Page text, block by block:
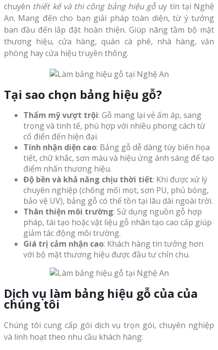
chuyên thiết kế và thi công bảng hiệu gỗuy tín tại Nghệ
An. Mang đến cho bạn giải pháp toàn diện, từ ý tưởng
ban đầu đến lắp đặt hoàn thiện. Giúp nâng tầm bộ mặt
thương hiệu, cửa hàng, quán cà phê, nhà hàng, văn
phòng hay cửa hiệu truyền thống.
Tại sao chọn bảng hiệu gỗ?
Thẩm mỹ vượt trội: Gỗ mang lại vẻ ấm áp, sang
trọng và tinh tế, phù hợp với nhiều phong cách từ
cổ điển đến hiện đại.
Tính nhận diện cao: Bảng gỗ dễ dàng tùy biến họa
tiết, chữ khắc, sơn màu và hiệu ứng ánh sáng để tạo
điểm nhấn thương hiệu.
Độ bền và khả năng chịu thời tiết: Khi được xử lý
chuyên nghiệp (chống mối mọt, sơn PU, phủ bóng,
bảo vệ UV), bảng gỗ có thể tồn tại lâu dài ngoài trời.
Thân thiện môi trường: Sử dụng nguồn gỗ hợp
pháp, tái tạo hoặc vật liệu gỗ nhân tạo cao cấp giúp
giảm tác động môi trường.
Giá trị cảm nhận cao: Khách hàng tin tưởng hơn
với bộ mặt thương hiệu được đầu tư chỉn chu.
Dịch vụ làm bảng hiệu gỗ của của
chúng tôi
Chúng tôi cung cấp gói dịch vụ trọn gói, chuyên nghiệp
và linh hoạt theo nhu cầu khách hàng: